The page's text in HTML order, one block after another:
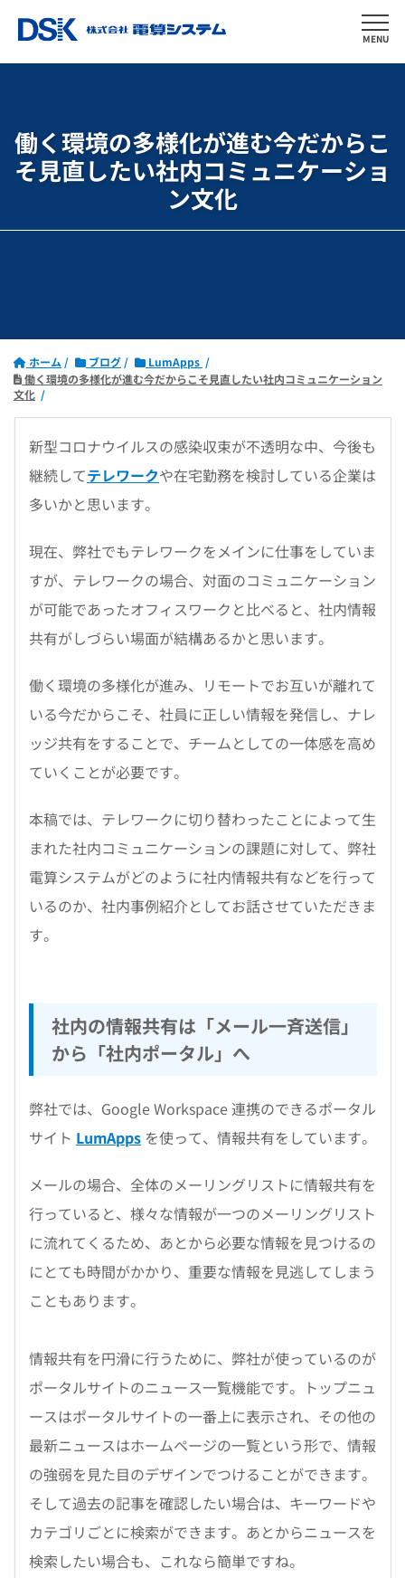
MENU
働く環境の多様化が進む今だからこ
そ見直したい社内コミュニケーショ
ン文化
ホーム ブログ
LumApps
働く環境の多様化が進む今だからこそ見直したい社内コミュニケーション
文化
新型コロナウイルスの感染収束が不透明な中、今後も
継続してテレワークや在宅勤務を検討している企業は
多いかと思います。
現在、弊社でもテレワークをメインに仕事をしていま
すが、テレワークの場合、対面のコミュニケーション
が可能であったオフィスワークと比べると、社内情報
共有がしづらい場面が結構あるかと思います。
働く環境の多様化が進み、リモートでお互いが離れて
いる今だからこそ、社員に正しい情報を発信し、ナレ
ッジ共有をすることで、チームとしての一体感を高め
ていくことが必要です。
本稿では、テレワークに切り替わったことによって生
まれた社内コミュニケーションの課題に対して、弊社
電算システムがどのように社内情報共有などを行って
いるのか、社内事例紹介としてお話させていただきま
す。
社内の情報共有は「メール一斉送信」
から「社内ポータル」へ
弊社では、Google Workspace 連携のできるポータル
サイト LumApps を使って、情報共有をしています。
メールの場合、全体のメーリングリストに情報共有を
行っていると、様々な情報が一つのメーリングリスト
に流れてくるため、あとから必要な情報を見つけるの
にとても時間がかかり、重要な情報を見逃してしまう
こともあります。
情報共有を円滑に行うために、弊社が使っているのが
ポータルサイトのニュース一覧機能です。トップニュ
ースはポータルサイトの一番上に表示され、その他の
最新ニュースはホームページの一覧という形で、情報
の強弱を見た目のデザインでつけることができます。
そして過去の記事を確認したい場合は、キーワードや
カテゴリごとに検索ができます。あとからニュースを
検索したい場合も、これなら簡単ですね。